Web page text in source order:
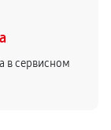
в сервисном